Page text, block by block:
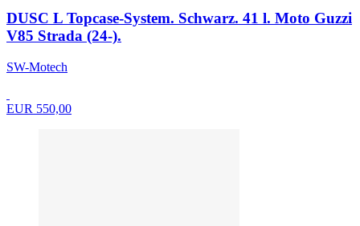
DUSC L Topcase-System. Schwarz. 41 l. Moto Guzzi
V85 Strada (24-).
SW-Motech
EUR 550,00